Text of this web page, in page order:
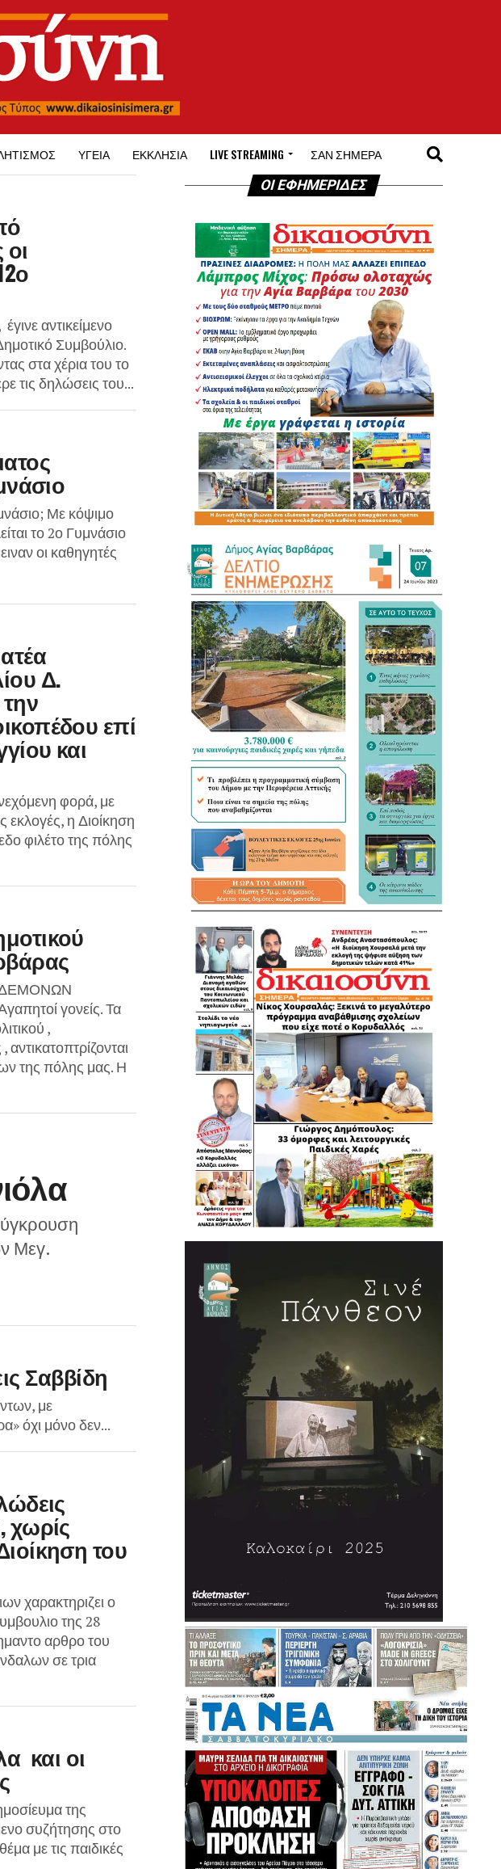
ΥΓΕΊΑ ΕΚΚΛΗΣΊΑ LIVE STREAMING ΣΑΝ ΣΉΜΕΡΑ
αντικείμενο
Συμβούλιο.
στα χέρια του το
τις δηλώσεις του...
Με κόψιμο
το 2ο Γυμνάσιο
οι καθηγητές
Δ.
επί
και
φορά, με
εκλογές, η Διοίκηση
φιλέτο της πόλης
γονείς. Τα
,
της πόλης μας. Η
Μεγ.
Σαββίδη
με
όχι μόνο δεν...
χωρίς
του
χαρακτηριζει ο
της 28
αρθρο του
σε τρια
και οι
της
συζήτησης στο
με τις παιδικές
ΟΙ ΕΦΗΜΕΡΙΔΕΣ